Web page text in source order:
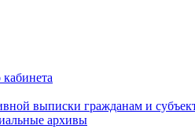
выписки гражданам и
архивы